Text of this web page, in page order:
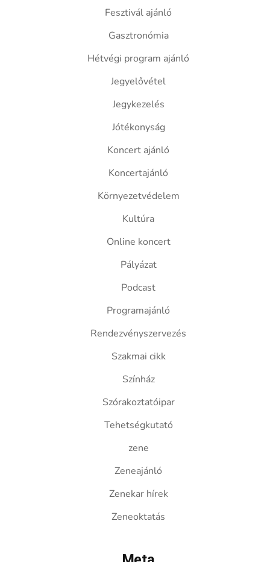
Fesztivál ajánló
Gasztronómia
Hétvégi program ajánló
Jegyelővétel
Jegykezelés
Jótékonyság
Koncert ajánló
Koncertajánló
Környezetvédelem
Kultúra
Online koncert
Pályázat
Podcast
Programajánló
Rendezvényszervezés
Szakmai cikk
Színház
Szórakoztatóipar
Tehetségkutató
zene
Zeneajánló
Zenekar hírek
Zeneoktatás